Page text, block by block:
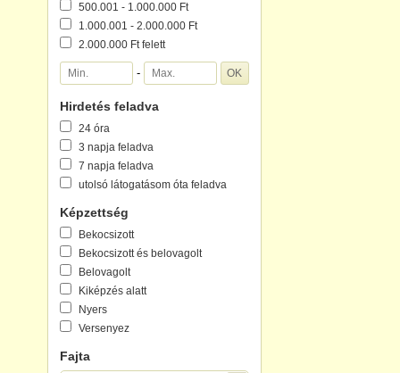
500.001 - 1.000.000 Ft
1.000.001 - 2.000.000 Ft
2.000.000 Ft felett
-
Hirdetés feladva
24 óra
3 napja feladva
7 napja feladva
utolsó látogatásom óta feladva
Képzettség
Bekocsizott
Bekocsizott és belovagolt
Belovagolt
Kiképzés alatt
Nyers
Versenyez
Fajta